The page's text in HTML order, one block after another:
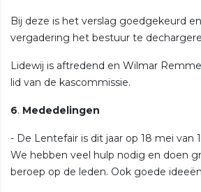
Bij deze is het verslag goedgekeurd
vergadering het bestuur te
Lidewij is aftredend en Wilmar
lid van de kascommissie.
6. Mededelingen
- De Lentefair is dit jaar op 18 mei van
We hebben veel hulp nodig en doen
beroep op de leden. Ook goede